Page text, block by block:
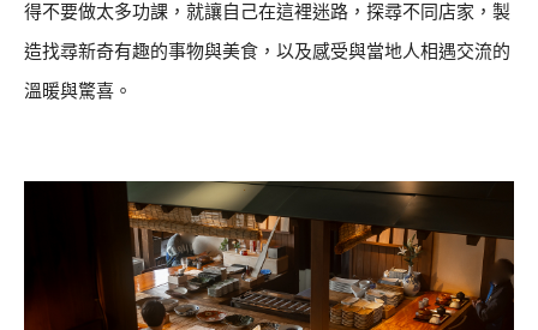
得不要做太多功課，就讓自己在這裡迷路，探尋不同店家，製
造找尋新奇有趣的事物與美食，以及感受與當地人相遇交流的
溫暖與驚喜。